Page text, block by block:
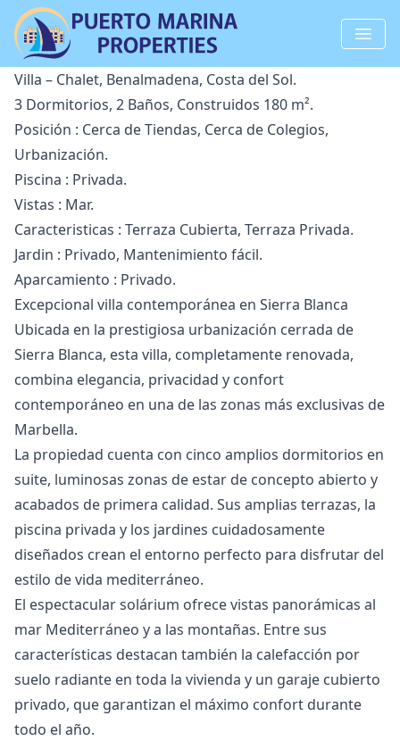
Villa – Chalet, Benalmadena, Costa del Sol.
3 Dormitorios, 2 Baños, Construidos 180 m².
Posición : Cerca de Tiendas, Cerca de Colegios,
Urbanización.
Piscina : Privada.
Vistas : Mar.
Caracteristicas : Terraza Cubierta, Terraza Privada.
Jardin : Privado, Mantenimiento fácil.
Aparcamiento : Privado.
Excepcional villa contemporánea en Sierra Blanca
Ubicada en la prestigiosa urbanización cerrada de
Sierra Blanca, esta villa, completamente renovada,
combina elegancia, privacidad y confort
contemporáneo en una de las zonas más exclusivas de
Marbella.
La propiedad cuenta con cinco amplios dormitorios en
suite, luminosas zonas de estar de concepto abierto y
acabados de primera calidad. Sus amplias terrazas, la
piscina privada y los jardines cuidadosamente
diseñados crean el entorno perfecto para disfrutar del
estilo de vida mediterráneo.
El espectacular solárium ofrece vistas panorámicas al
mar Mediterráneo y a las montañas. Entre sus
características destacan también la calefacción por
suelo radiante en toda la vivienda y un garaje cubierto
privado, que garantizan el máximo confort durante
todo el año.